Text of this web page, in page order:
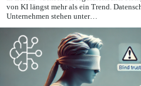
In Zeiten wachsender regulatorischer
von KI längst mehr als ein Trend.
Unternehmen stehen unter…